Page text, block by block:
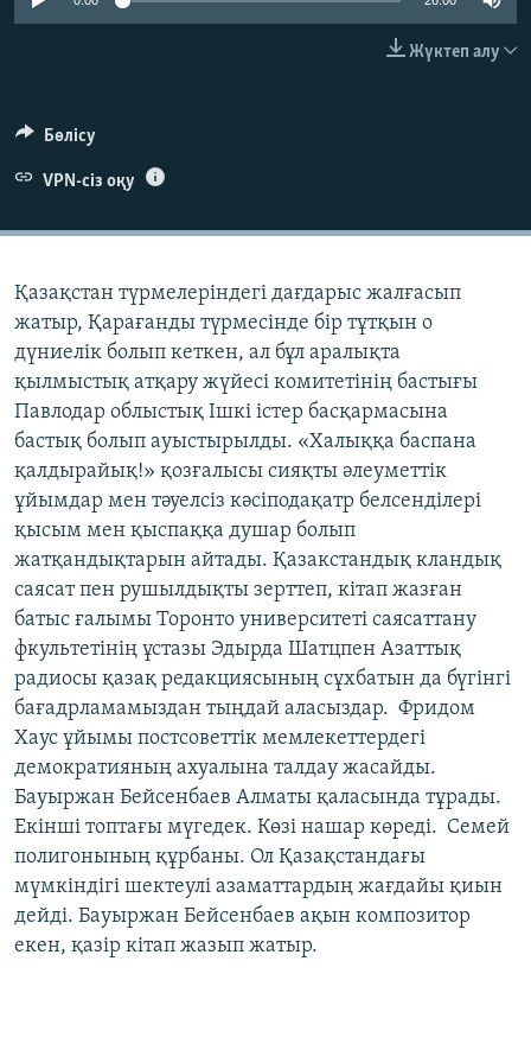
ЖАЗЫЛЫҢЫЗ
Басқа тілдерде
Жүктеп алу
Бөлісу
VPN-сіз оқу
Қазақстан түрмелеріндегі дағдарыс жалғасып
жатыр, Қарағанды түрмесінде бір тұтқын о
дүниелік болып кеткен, ал бұл аралықта
қылмыстық атқару жүйесі комитетінің бастығы
Павлодар облыстық Ішкі істер басқармасына
бастық болып ауыстырылды. «Халыққа баспана
қалдырайық!» қозғалысы сияқты әлеуметтік
ұйымдар мен тәуелсіз кәсіподақатр белсенділері
қысым мен қыспаққа душар болып
жатқандықтарын айтады. Қазакстандық кландық
саясат пен рушылдықты зерттеп, кітап жазған
батыс ғалымы Торонто университеті саясаттану
фкультетінің ұстазы Эдырда Шатцпен Азаттық
радиосы қазақ редакциясының сұхбатын да бүгінгі
бағадрламамыздан тыңдай аласыздар. Фридом
Хаус ұйымы постсоветтік мемлекеттердегі
демократияның ахуалына талдау жасайды.
Бауыржан Бейсенбаев Алматы қаласында тұрады.
Екінші топтағы мүгедек. Көзі нашар көреді. Семей
полигонының құрбаны. Ол Қазақстандағы
мүмкіндігі шектеулі азаматтардың жағдайы қиын
дейді. Бауыржан Бейсенбаев ақын композитор
екен, қазір кітап жазып жатыр.